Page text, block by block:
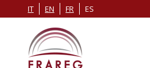
IT EN FR ES